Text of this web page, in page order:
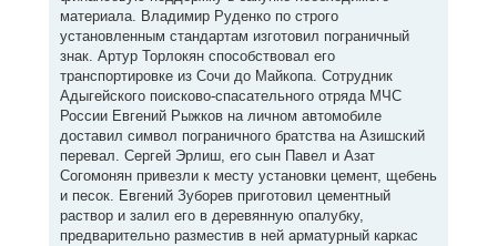
материала. Владимир Руденко по строго
установленным стандартам изготовил пограничный
знак. Артур Торлокян способствовал его
транспортировке из Сочи до Майкопа. Сотрудник
Адыгейского поисково-спасательного отряда МЧС
России Евгений Рыжков на личном автомобиле
доставил символ пограничного братства на Азишский
перевал. Сергей Эрлиш, его сын Павел и Азат
Согомонян привезли к месту установки цемент, щебень
и песок. Евгений Зуборев приготовил цементный
раствор и залил его в деревянную опалубку,
предварительно разместив в ней арматурный каркас